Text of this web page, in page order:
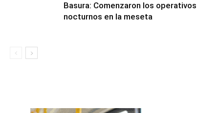
Basura: Comenzaron los operativos
nocturnos en la meseta